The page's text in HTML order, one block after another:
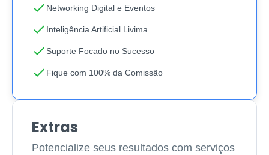
check Networking Digital e Eventos
check Inteligência Artificial Livima
check Suporte Focado no Sucesso
check Fique com 100% da Comissão
Extras
Potencialize seus resultados com serviços